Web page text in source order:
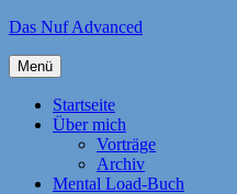
Zum
springen
Das Nuf Advanced
Menü
Startseite
Über mich
Vorträge
Archiv
Mental Load-Buch